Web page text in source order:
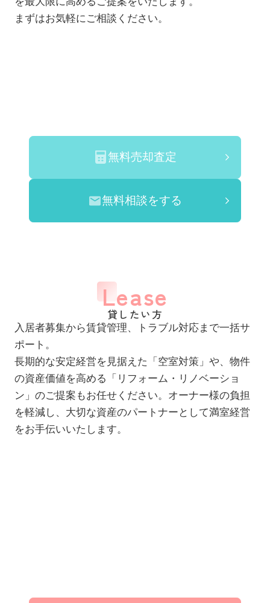
まずはお気軽にご相談ください。
無料売却査定
無料相談をする
Lease
貸したい方
入居者募集から賃貸管理、トラブル対応まで一括サ
ポート。
長期的な安定経営を見据えた「空室対策」や、物件
の資産価値を高める「リフォーム・リノベーショ
ン」のご提案もお任せください。オーナー様の負担
を軽減し、大切な資産のパートナーとして満室経営
をお手伝いいたします。